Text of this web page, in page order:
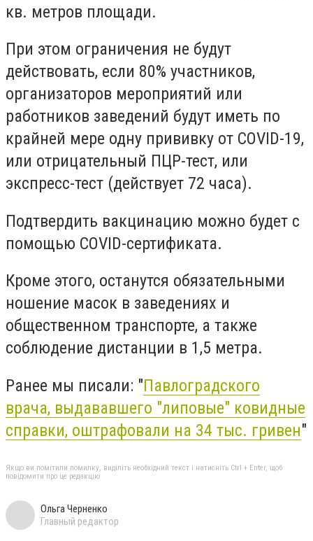
кв. метров площади.
При этом ограничения не будут
действовать, если 80% участников,
организаторов мероприятий или
работников заведений будут иметь по
крайней мере одну прививку от COVID-19,
или отрицательный ПЦР-тест, или
экспресс-тест (действует 72 часа).
Подтвердить вакцинацию можно будет с
помощью COVID-сертификата.
Кроме этого, останутся обязательными
ношение масок в заведениях и
общественном транспорте, а также
соблюдение дистанции в 1,5 метра.
Ранее мы писали: "Павлоградского
врача, выдававшего "липовые" ковидные
справки, оштрафовали на 34 тыс. гривен"
Якщо ви помітили помилку, виділіть необхідний текст і натисніть Ctrl + Enter, щоб
повідомити про це редакцію
Ольга Черненко
Главный редактор